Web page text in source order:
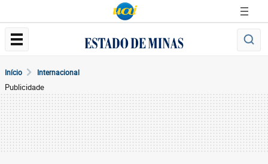
Início Internacional
Publicidade